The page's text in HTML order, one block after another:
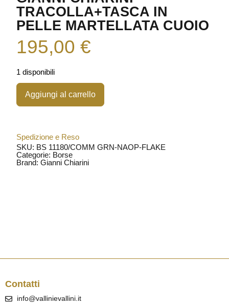
TRACOLLA+TASCA IN
PELLE MARTELLATA CUOIO
195,00€
1 disponibili
Aggiungi al carrello
Spedizione e Reso
SKU: BS 11180/COMM GRN-NAOP-FLAKE
Categorie: Borse
Brand:Gianni Chiarini
Contatti
info@vallinievallini.it